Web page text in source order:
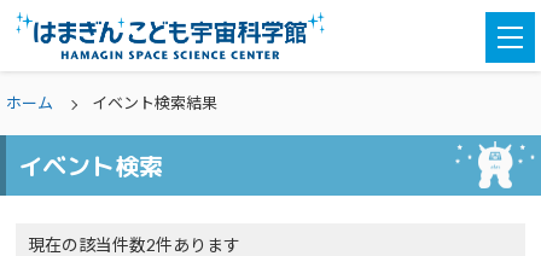
ホーム イベント検索結果
イベント検索
現在の該当件数2件あります